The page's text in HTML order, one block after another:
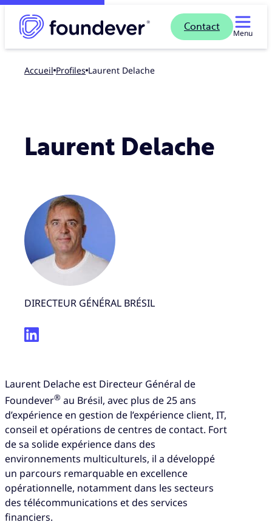
Contact
Menu
Accueil profiles Laurent Delache
Laurent Delache
DIRECTEUR GÉNÉRAL BRÉSIL
Laurent Delache est Directeur Général de
Foundever® au Brésil, avec plus de 25 ans
d’expérience en gestion de l’expérience client, IT,
conseil et opérations de centres de contact. Fort
de sa solide expérience dans des
environnements multiculturels, il a développé
un parcours remarquable en excellence
opérationnelle, notamment dans les secteurs
des télécommunications et des services
financiers.